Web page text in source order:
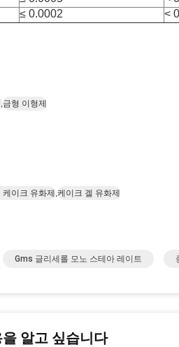
≤ 0.0002 <
금형 이형제
케이크 유화제 ,케이크 겔 유화제
Gms 글리세롤 모노 스테아 레이트
알고 싶습니다